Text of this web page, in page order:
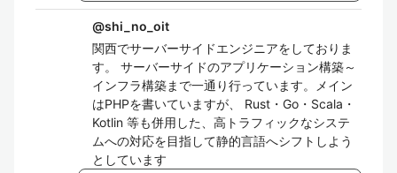
@shi_no_oit
関西でサーバーサイドエンジニアをしておりま
す。 サーバーサイドのアプリケーション構築～
インフラ構築まで一通り行っています。メイン
はPHPを書いていますが、 Rust・Go・Scala・
Kotlin 等も併用した、高トラフィックなシステ
ムへの対応を目指して静的言語へシフトしよう
としています